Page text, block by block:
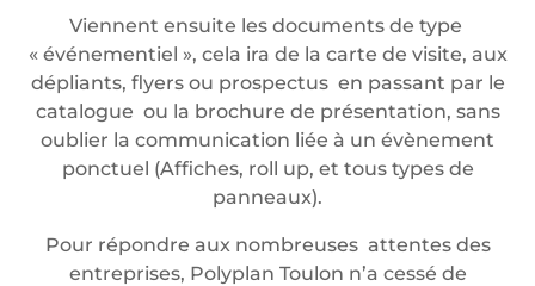
Viennent ensuite les documents de type
« événementiel », cela ira de la carte de visite, aux
dépliants, flyers ou prospectus en passant par le
catalogue ou la brochure de présentation, sans
oublier la communication liée à un évènement
ponctuel (Affiches, roll up, et tous types de
panneaux).
Pour répondre aux nombreuses attentes des
entreprises, Polyplan Toulon n’a cessé de